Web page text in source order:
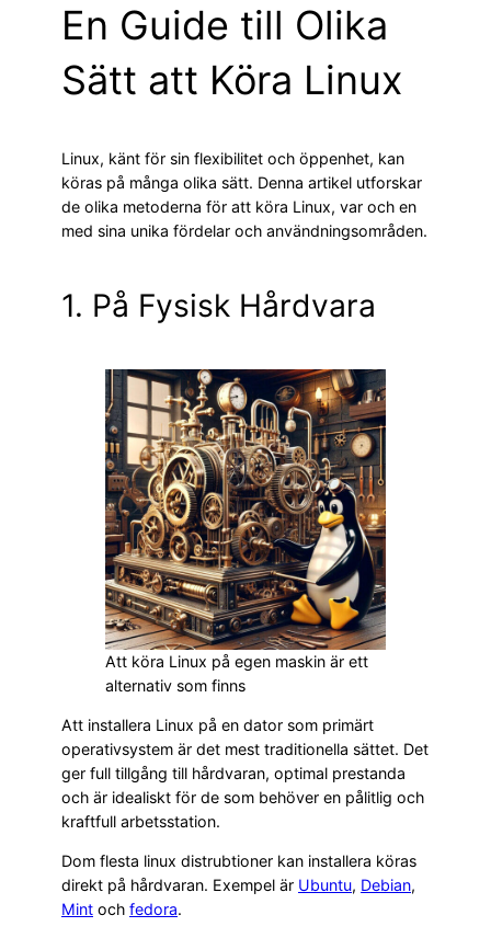
En Guide till Olika
Sätt att Köra Linux
Linux, känt för sin flexibilitet och öppenhet, kan
köras på många olika sätt. Denna artikel utforskar
de olika metoderna för att köra Linux, var och en
med sina unika fördelar och användningsområden.
1. På Fysisk Hårdvara
Att köra Linux på egen maskin är ett
alternativ som finns
Att installera Linux på en dator som primärt
operativsystem är det mest traditionella sättet. Det
ger full tillgång till hårdvaran, optimal prestanda
och är idealiskt för de som behöver en pålitlig och
kraftfull arbetsstation.
Dom flesta linux distrubtioner kan installera köras
direkt på hårdvaran. Exempel är Ubuntu, Debian,
Mint och fedora.